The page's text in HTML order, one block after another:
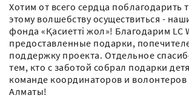
Хотим от всего сердца поблагодарить
этому волшебству осуществиться -
фонда «Қасиетті жол»! Благодарим LC
предоставленные подарки,
поддержку проекта. Отдельное
тем, кто с заботой собрал подарки
команде координаторов и
Алматы! ⠀